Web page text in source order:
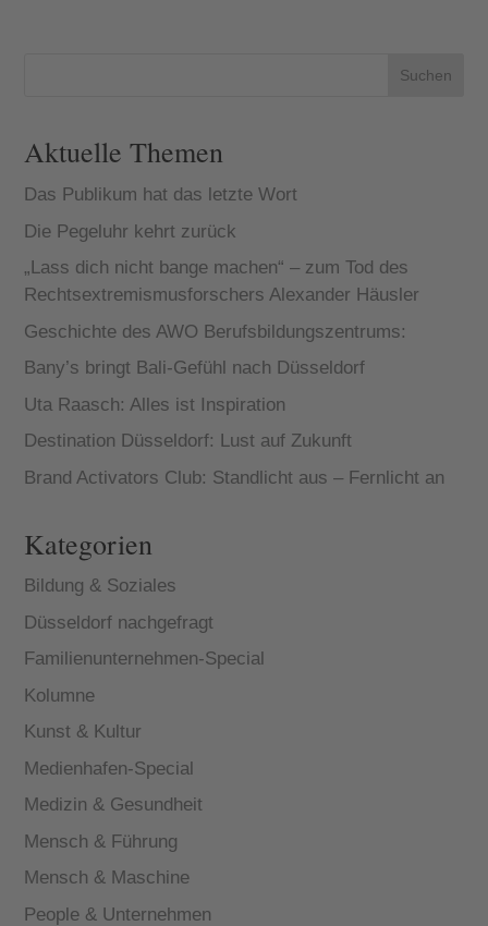
Suchen
Aktuelle Themen
Das Publikum hat das letzte Wort
Die Pegeluhr kehrt zurück
„Lass dich nicht bange machen“ – zum Tod des
Rechtsextremismusforschers Alexander Häusler
Geschichte des AWO Berufsbildungszentrums:
Bany’s bringt Bali-Gefühl nach Düsseldorf
Uta Raasch: Alles ist Inspiration
Destination Düsseldorf: Lust auf Zukunft
Brand Activators Club: Standlicht aus – Fernlicht an
Kategorien
Bildung & Soziales
Düsseldorf nachgefragt
Familienunternehmen-Special
Kolumne
Kunst & Kultur
Medienhafen-Special
Medizin & Gesundheit
Mensch & Führung
Mensch & Maschine
People & Unternehmen